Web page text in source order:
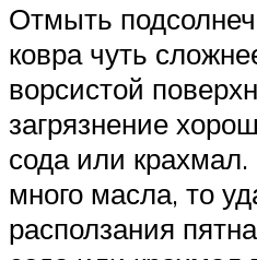
Отмыть
ковра чуть
ворсистой
загрязнение
сода или
много масла, то
расползания